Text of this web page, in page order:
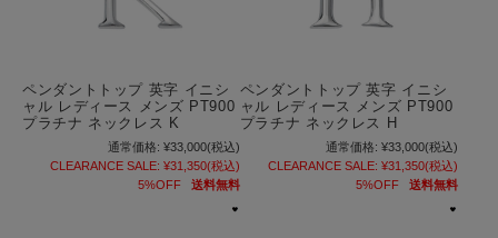
ペンダントトップ 英字 イニシ
ャル レディース メンズ PT900
プラチナ ネックレス K
通常価格: ¥33,000(税込)
CLEARANCE SALE: ¥31,350(税込)
5%OFF
送料無料
ペンダントトップ 英字 イニシ
ャル レディース メンズ PT900
プラチナ ネックレス H
通常価格: ¥33,000(税込)
CLEARANCE SALE: ¥31,350(税込)
5%OFF
送料無料